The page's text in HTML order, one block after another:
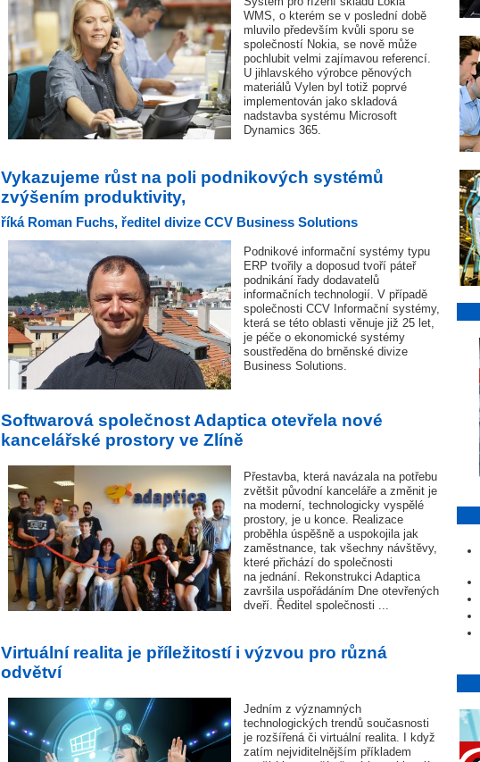
WMS, o kterém se v poslední době
mluvilo především kvůli sporu se
společností Nokia, se nově může
pochlubit velmi zajímavou referencí.
U jihlavského výrobce pěnových
materiálů Vylen byl totiž poprvé
implementován jako skladová
nadstavba systému Microsoft
Dynamics 365.
Vykazujeme růst na poli podnikových systémů
zvýšením produktivity,
říká Roman Fuchs, ředitel divize CCV Business Solutions
Podnikové informační systémy typu
ERP tvořily a doposud tvoří páteř
podnikání řady dodavatelů
informačních technologií. V případě
společnosti CCV Informační systémy,
která se této oblasti věnuje již 25 let,
je péče o ekonomické systémy
soustředěna do brněnské divize
Business Solutions.
Softwarová společnost Adaptica otevřela nové
kancelářské prostory ve Zlíně
Přestavba, která navázala na potřebu
zvětšit původní kanceláře a změnit je
na moderní, technologicky vyspělé
prostory, je u konce. Realizace
proběhla úspěšně a uspokojila jak
zaměstnance, tak všechny návštěvy,
které přichází do společnosti
na jednání. Rekonstrukci Adaptica
završila uspořádáním Dne otevřených
dveří. Ředitel společnosti ...
Virtuální realita je příležitostí i výzvou pro různá
odvětví
Jedním z významných
technologických trendů současnosti
je rozšířená či virtuální realita. I když
zatím nejviditelnějším příkladem